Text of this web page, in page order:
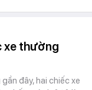
xe thường
đây, hai chiếc xe